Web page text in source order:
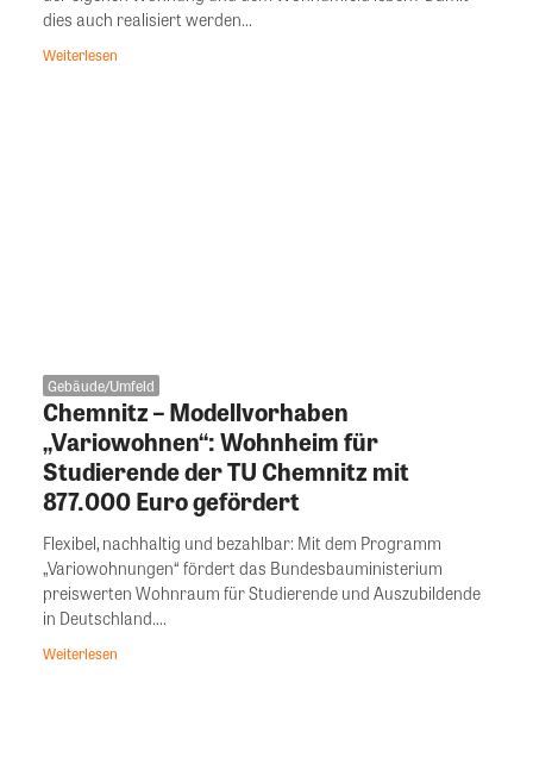
dies auch realisiert werden...
Weiterlesen
Gebäude/Umfeld
Chemnitz – Modellvorhaben
„Variowohnen“: Wohnheim für
Studierende der TU Chemnitz mit
877.000 Euro gefördert
Flexibel, nachhaltig und bezahlbar: Mit dem Programm
„Variowohnungen“ fördert das Bundesbauministerium
preiswerten Wohnraum für Studierende und Auszubildende
in Deutschland....
Weiterlesen